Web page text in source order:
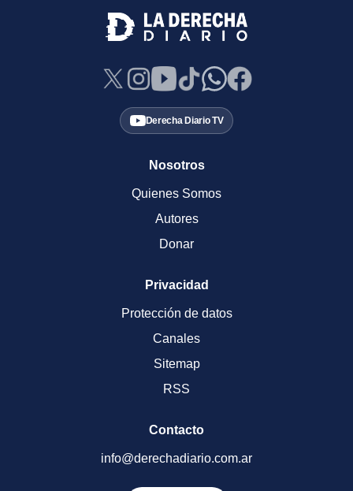
Derecha Diario TV
Nosotros
Quienes Somos
Autores
Donar
Privacidad
Protección de datos
Canales
Sitemap
RSS
Contacto
info@derechadiario.com.ar